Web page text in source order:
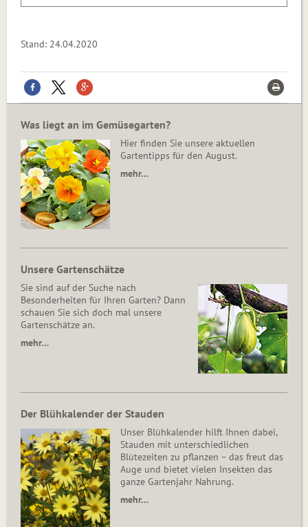
Stand: 24.04.2020
Was liegt an im Gemüsegarten?
Hier finden Sie unsere aktuellen
Gartentipps für den August.
mehr…
Unsere Gartenschätze
Sie sind auf der Suche nach
Besonderheiten für Ihren Garten? Dann
schauen Sie sich doch mal unsere
Gartenschätze an.
mehr…
Der Blühkalender der Stauden
Unser Blühkalender hilft Ihnen dabei,
Stauden mit unterschiedlichen
Blütezeiten zu pflanzen – das freut das
Auge und bietet vielen Insekten das
ganze Gartenjahr Nahrung.
mehr…